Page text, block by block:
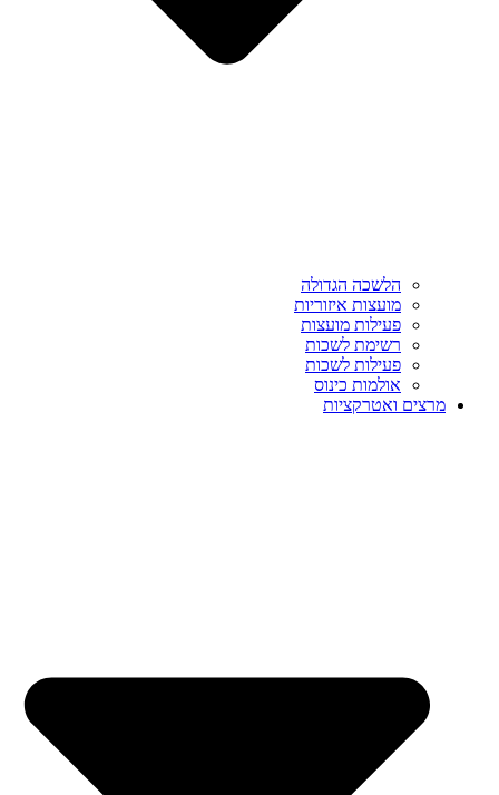
הלשכה הגדולה
מועצות איזוריות
פעילות מועצות
רשימת לשכות
פעילות לשכות
אולמות כינוס
מרצים ואטרקציות